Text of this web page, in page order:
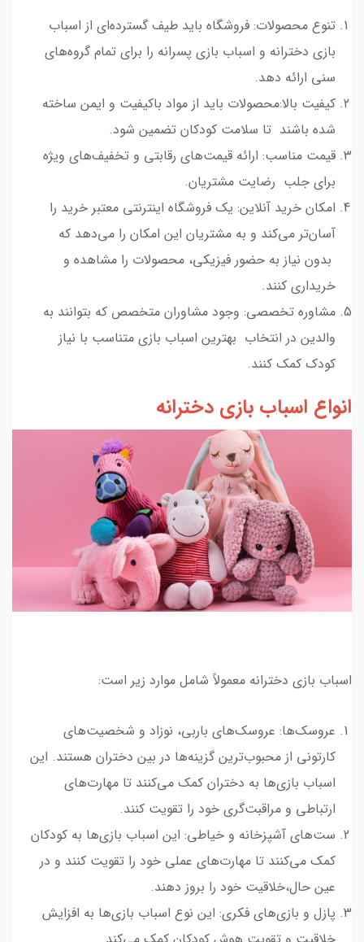
تنوع محصولات: فروشگاه باید طیف گسترده‌ای از اسباب
بازی دخترانه و اسباب بازی پسرانه را برای تمام گروه‌های
سنی ارائه دهد.
کیفیت بالا:محصولات باید از مواد باکیفیت و ایمن ساخته
شده باشند تا سلامت کودکان تضمین شود.
قیمت مناسب: ارائه قیمت‌های رقابتی و تخفیف‌های ویژه
برای جلب رضایت مشتریان.
امکان خرید آنلاین: یک فروشگاه اینترنتی معتبر خرید را
آسان‌تر می‌کند و به مشتریان این امکان را می‌دهد که
بدون نیاز به حضور فیزیکی، محصولات را مشاهده و
خریداری کنند.
مشاوره تخصصی: وجود مشاوران متخصص که بتوانند به
والدین در انتخاب بهترین اسباب بازی متناسب با نیاز
کودک کمک کنند.
انواع اسباب بازی دخترانه
اسباب بازی دخترانه معمولاً شامل موارد زیر است:
عروسک‌ها: عروسک‌های باربی، نوزاد و شخصیت‌های
کارتونی از محبوب‌ترین گزینه‌ها در بین دختران هستند. این
اسباب بازی‌ها به دختران کمک می‌کنند تا مهارت‌های
ارتباطی و مراقبت‌گری خود را تقویت کنند.
ست‌های آشپزخانه و خیاطی: این اسباب بازی‌ها به کودکان
کمک می‌کنند تا مهارت‌های عملی خود را تقویت کنند و در
عین حال،خلاقیت خود را بروز دهند.
پازل و بازی‌های فکری: این نوع اسباب بازی‌ها به افزایش